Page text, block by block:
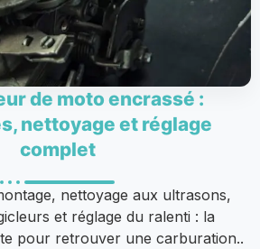
de moto encrassé :
nettoyage et réglage
complet
nettoyage aux ultrasons,
et réglage du ralenti : la
pour retrouver une carburation..